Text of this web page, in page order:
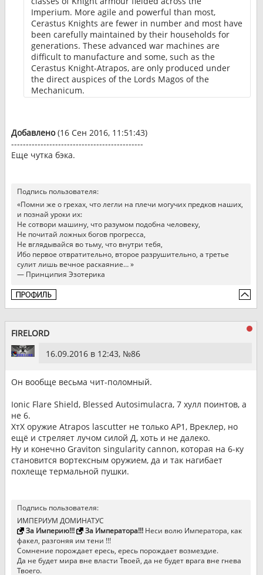
Imperium. More agile and powerful than most,
Cerastus Knights are fewer in number and most have
been carefully maintained by their households for
generations. These advanced war machines are
difficult to manufacture and some, such as the
Cerastus Knight-Atrapos, are only produced under
the direct auspices of the Lords Magos of the
Mechanicum.
material availability, variation in technologies and
methods of manufacture, and even aesthetic choices
in honour of the Omnissiah can all alter the look of a
The enlarged, multiple optics of this Cerastus Knight
head speak of a pattern designed around enhanced
Occular Augmetics.
Добавлено(16 Сен 2016, 11:51:43)
---------------------------------------------
Еще чутка бэка.
Подпись пользователя:
«Помни же о грехах, что легли на плечи могучих предков наших,
и познай уроки их:
Не сотвори машину, что разумом подобна человеку,
Не почитай ложных богов прогресса,
Не вглядывайся во тьму, что внутри тебя,
Ибо первое отвратительно, второе разрушительно, а третье
сулит лишь вечное раскаяние… »
— Принципия Эзотерика
FIRELORD
16.09.2016 в 12:43, №86
Он вообще весьма чит-поломный.
Ionic Flare Shield, Blessed Autosimulacra, 7 хулл поинтов, а
не 6.
ХтХ оружие Atrapos lascutter не только АР1, Вреклер, но
ещё и стреляет лучом силой Д, хоть и не далеко.
Ну и конечно Graviton singularity cannon, которая на 6-ку
становится вортексным оружием, да и так нагибает
похлеще термальной пушки.
Подпись пользователя:
ИМПЕРИУМ ДОМИНАТУС
За Империю!!!
За Императора!!!Неси волю Императора, как
факел, разгоняя им тени !!!
Сомнение порождает ересь, ересь порождает возмездие.
Да не будет мира вне власти Твоей, да не будет врага вне гнева
Твоего.